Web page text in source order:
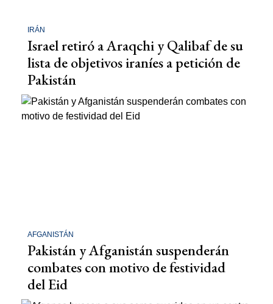
IRÁN
Israel retiró a Araqchi y Qalibaf de su
lista de objetivos iraníes a petición de
Pakistán
AFGANISTÁN
Pakistán y Afganistán suspenderán
combates con motivo de festividad
del Eid